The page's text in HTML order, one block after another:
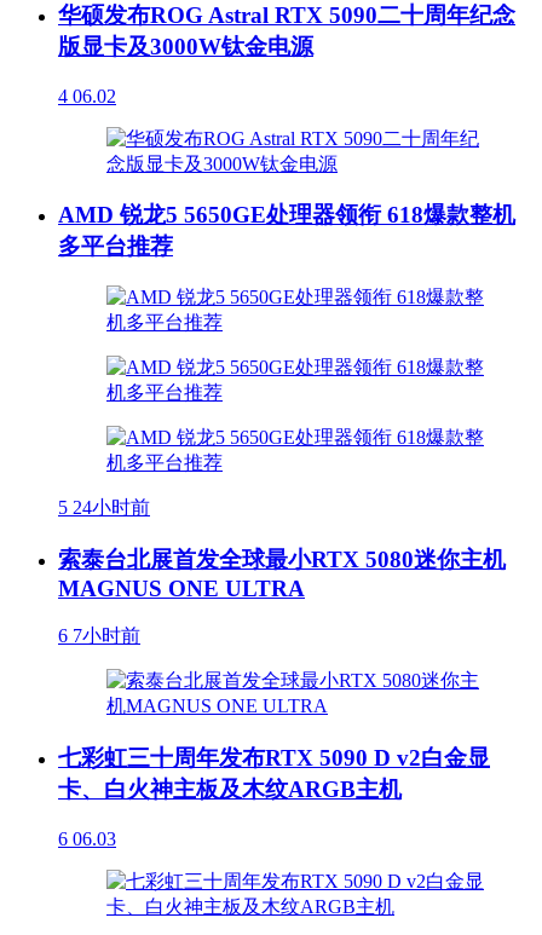
华硕发布ROG Astral RTX 5090二十周年纪念
版显卡及3000W钛金电源
4 06.02
AMD 锐龙5 5650GE处理器领衔 618爆款整机
多平台推荐
5 24小时前
索泰台北展首发全球最小RTX 5080迷你主机
MAGNUS ONE ULTRA
6 7小时前
七彩虹三十周年发布RTX 5090 D v2白金显
卡、白火神主板及木纹ARGB主机
6 06.03